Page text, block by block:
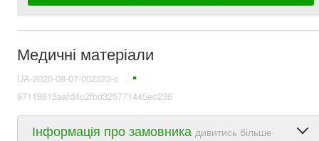
Медичні матеріали
UA-2020-08-07-002323-c
97118613aafd4c2fbd325771445ec236
Інформація про замовника дивитись більше